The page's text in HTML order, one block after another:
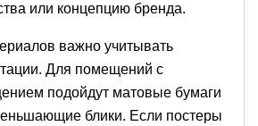
или концепцию бренда.
важно учитывать
Для помещений с
подойдут матовые бумаги
блики. Если постеры